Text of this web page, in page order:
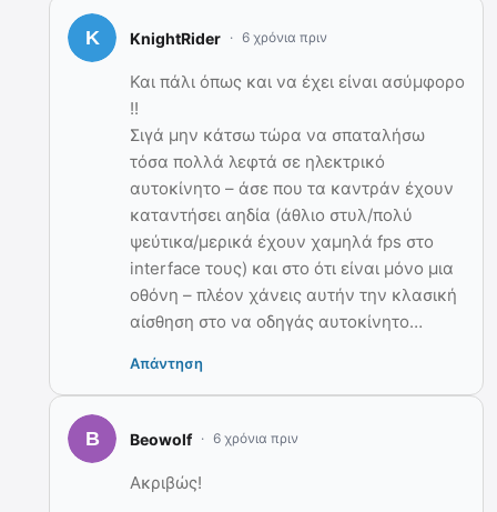
KnightRider 6 χρόνια πριν
Και πάλι όπως και να έχει είναι ασύμφορο
!!
Σιγά μην κάτσω τώρα να σπαταλήσω
τόσα πολλά λεφτά σε ηλεκτρικό
αυτοκίνητο – άσε που τα καντράν έχουν
καταντήσει αηδία (άθλιο στυλ/πολύ
ψεύτικα/μερικά έχουν χαμηλά fps στo
interface τους) και στο ότι είναι μόνο μια
οθόνη – πλέον χάνεις αυτήν την κλασική
αίσθηση στο να οδηγάς αυτοκίνητο…
Απάντηση
Beowolf 6 χρόνια πριν
Ακριβώς!